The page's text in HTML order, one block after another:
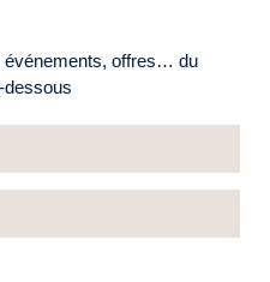
événements, offres… du
dessous